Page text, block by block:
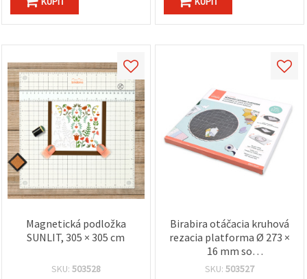
Magnetická podložka
SUNLIT, 305 × 305 cm
SKU: 503528
Birabira otáčacia kruhová
rezacia platforma Ø 273 ×
16 mm so
samozaceľovacou
SKU: 503527